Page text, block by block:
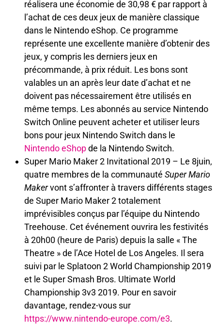
réalisera une économie de 30,98 € par rapport à
l’achat de ces deux jeux de manière classique
dans le Nintendo eShop. Ce programme
représente une excellente manière d’obtenir des
jeux, y compris les derniers jeux en
précommande, à prix réduit. Les bons sont
valables un an après leur date d’achat et ne
doivent pas nécessairement être utilisés en
même temps. Les abonnés au service Nintendo
Switch Online peuvent acheter et utiliser leurs
bons pour jeux Nintendo Switch dans le
Nintendo eShopde la Nintendo Switch.
Super Mario Maker 2 Invitational 2019 – Le 8juin,
quatre membres de la communauté Super Mario
Makervont s’affronter à travers différents stages
de Super Mario Maker 2 totalement
imprévisibles conçus par l’équipe du Nintendo
Treehouse. Cet événement ouvrira les festivités
à 20h00 (heure de Paris) depuis la salle « The
Theatre » de l’Ace Hotel de Los Angeles. Il sera
suivi par le Splatoon 2 World Championship 2019
et le Super Smash Bros. Ultimate World
Championship 3v3 2019. Pour en savoir
davantage, rendez-vous sur
https://www.nintendo-europe.com/e3.